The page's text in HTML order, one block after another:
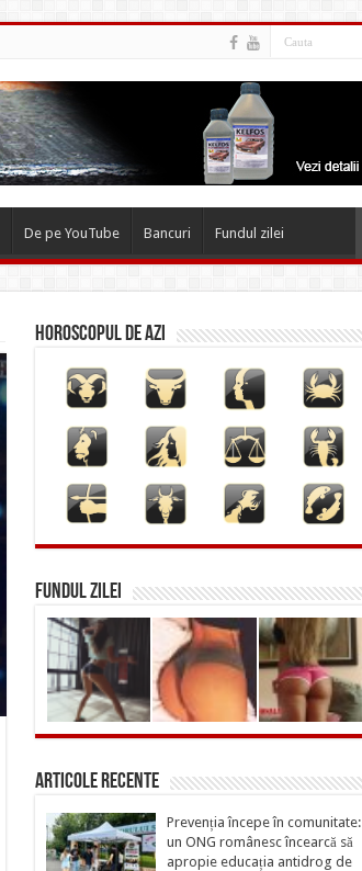
De pe YouTube Bancuri Fundul zilei
Horoscopul de azi
FUNDUL ZILEI
Articole recente
Prevenția începe în comunitate:
un ONG românesc încearcă să
apropie educația antidrog de